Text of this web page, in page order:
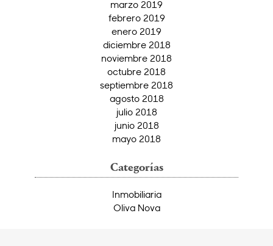
marzo 2019
febrero 2019
enero 2019
diciembre 2018
noviembre 2018
octubre 2018
septiembre 2018
agosto 2018
julio 2018
junio 2018
mayo 2018
Categorías
Inmobiliaria
Oliva Nova